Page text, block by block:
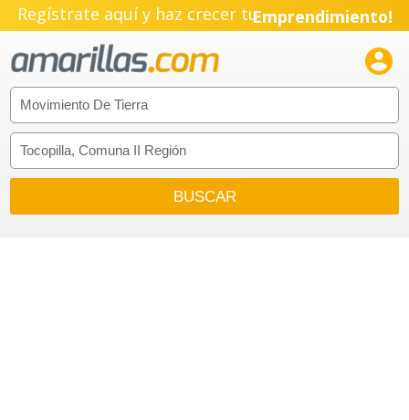
Regístrate aquí y haz crecer tuEmprendimiento!
